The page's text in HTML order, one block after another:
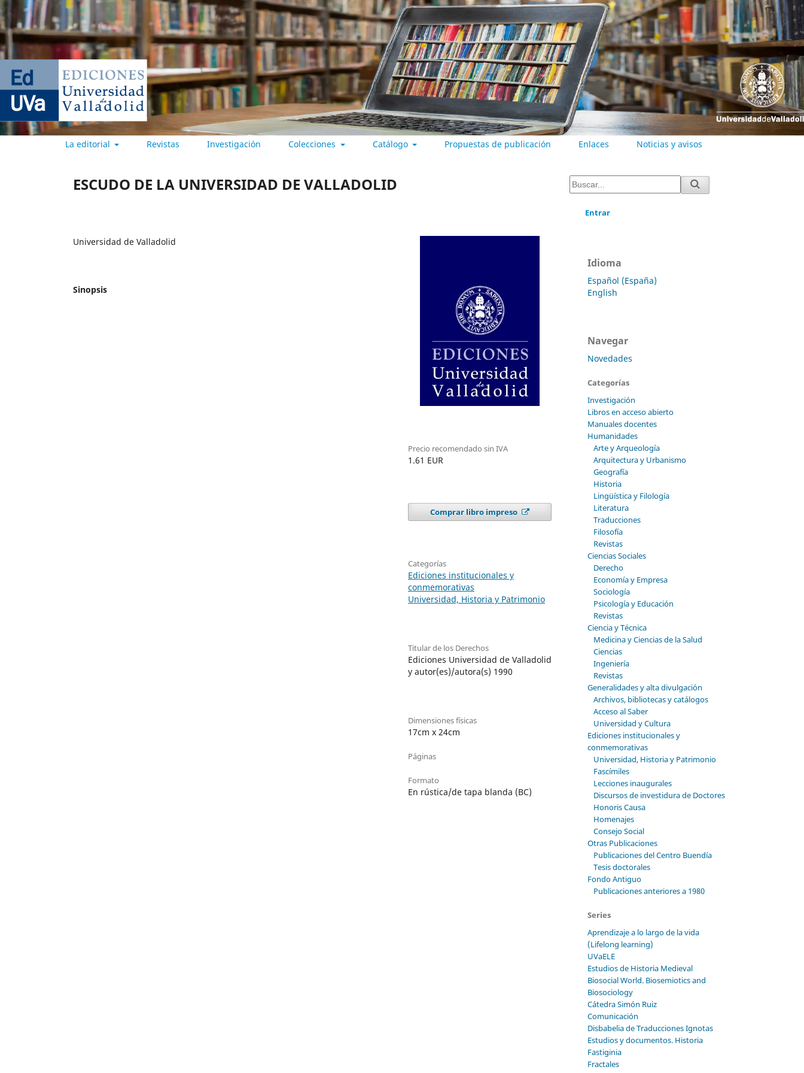
La editorial Revistas Investigación Colecciones Catálogo Propuestas de publicación Enlaces Noticias y avisos
ESCUDO DE LA UNIVERSIDAD DE VALLADOLID
Universidad de Valladolid
Sinopsis
Precio recomendado sin IVA
1.61 EUR
Comprar libro impreso
Categorías
Ediciones institucionales y
conmemorativas
Universidad, Historia y Patrimonio
Titular de los Derechos
Ediciones Universidad de Valladolid
y autor(es)/autora(s) 1990
Dimensiones físicas
17cm x 24cm
Páginas
Formato
En rústica/de tapa blanda (BC)
Entrar
Idioma
Español (España)
English
Navegar
Novedades
Categorías
Investigación
Libros en acceso abierto
Manuales docentes
Humanidades
Arte y Arqueología
Arquitectura y Urbanismo
Geografía
Historia
Lingüística y Filología
Literatura
Traducciones
Filosofía
Revistas
Ciencias Sociales
Derecho
Economía y Empresa
Sociología
Psicología y Educación
Revistas
Ciencia y Técnica
Medicina y Ciencias de la Salud
Ciencias
Ingeniería
Revistas
Generalidades y alta divulgación
Archivos, bibliotecas y catálogos
Acceso al Saber
Universidad y Cultura
Ediciones institucionales y
conmemorativas
Universidad, Historia y Patrimonio
Fascímiles
Lecciones inaugurales
Discursos de investidura de Doctores
Honoris Causa
Homenajes
Consejo Social
Otras Publicaciones
Publicaciones del Centro Buendía
Tesis doctorales
Fondo Antiguo
Publicaciones anteriores a 1980
Series
Aprendizaje a lo largo de la vida
(Lifelong learning)
UVaELE
Estudios de Historia Medieval
Biosocial World. Biosemiotics and
Biosociology
Cátedra Simón Ruiz
Comunicación
Disbabelia de Traducciones Ignotas
Estudios y documentos. Historia
Fastiginia
Fractales